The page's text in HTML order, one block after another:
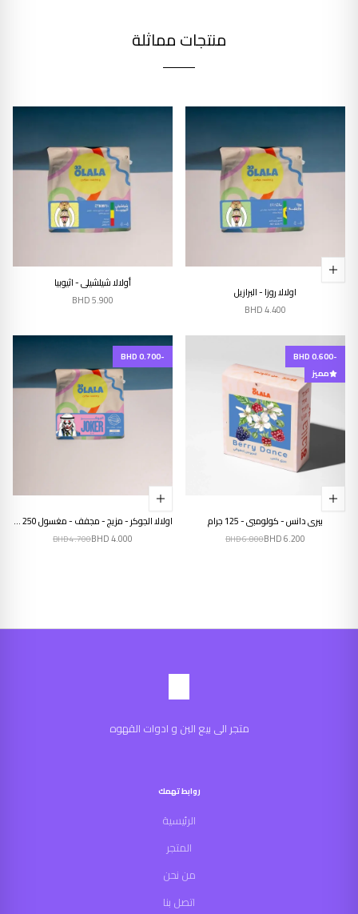
منتجات مماثلة
اولالا روزا - البرازيل
BHD4.400
إنتهى من المخزن
أولالا شيلشيلي - اثيوبيا
BHD5.900
-BHD 0.600
مميز
بيري دانس - كولومبي - 125 جرام
BHD6.200
BHD6.800
-BHD 0.700
اولالا الجوكر - مزيج - مجفف - مغسول 250 جرام
BHD4.000
BHD4.700
متجر الى بيع البن و ادوات القهوه
روابط تهمك
الرئيسية
المتجر
من نحن
اتصل بنا